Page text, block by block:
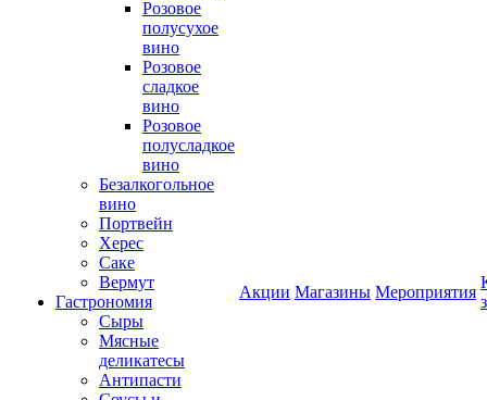
Розовое
полусухое
вино
Розовое
сладкое
вино
Розовое
полусладкое
вино
Безалкогольное
вино
Портвейн
Херес
Саке
Вермут
Гастрономия
Сыры
Мясные
деликатесы
Антипасти
Акции Магазины Мероприятия